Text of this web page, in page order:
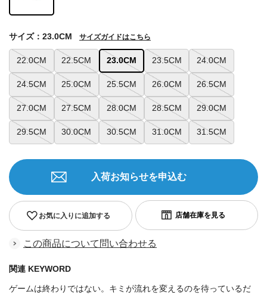
22.0CM 22.5CM 23.0CM 23.5CM 24.0CM
24.5CM 25.0CM 25.5CM 26.0CM 26.5CM
27.0CM 27.5CM 28.0CM 28.5CM 29.0CM
29.5CM 30.0CM 30.5CM 31.0CM 31.5CM
サイズ：23.0CM サイズガイドはこちら
お気に入りに追加する
入荷お知らせを申込む
この商品について問い合わせる
関連 KEYWORD
ゲームは終わりではない。キミが流れを変えるのを待っているだ